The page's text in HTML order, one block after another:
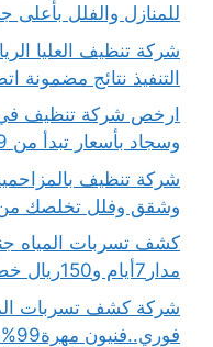
للمنازل والفلل بأعلى
التنفيذ نتائج مضمونة
ارخص شركة تنظيف
وسجاد بأسعار تبدأ من 99 ريال
وشقق وفلل تخلصك من
مدار7أيام و150ريال خصم فوري
فوري..فنيون مهرة99%ضمان اتصل الان